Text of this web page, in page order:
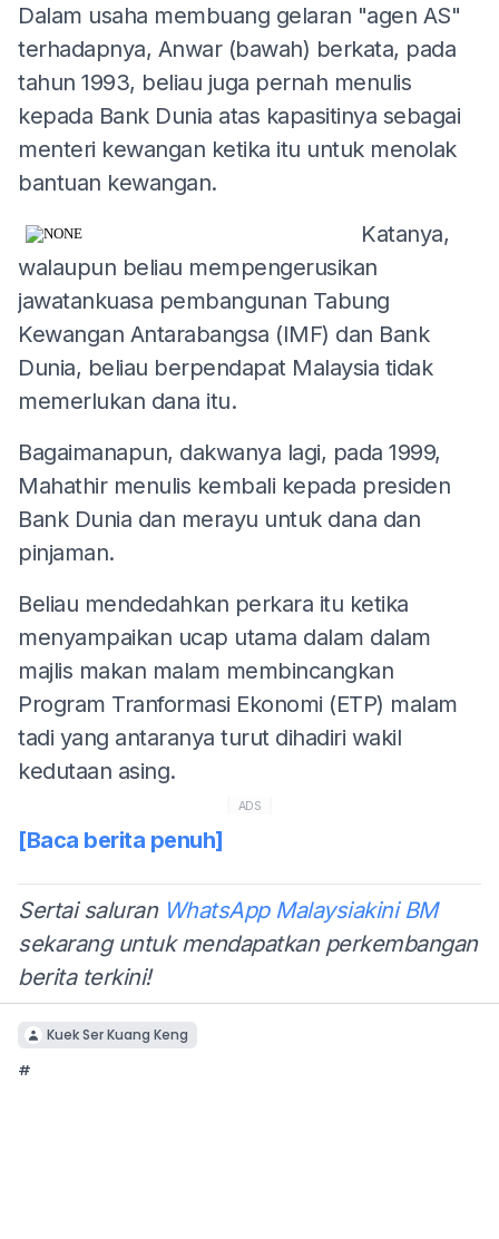
Dalam usaha membuang gelaran "agen AS"
terhadapnya, Anwar (bawah) berkata, pada
tahun 1993, beliau juga pernah menulis
kepada Bank Dunia atas kapasitinya sebagai
menteri kewangan ketika itu untuk menolak
bantuan kewangan.
Katanya,
walaupun beliau mempengerusikan
jawatankuasa pembangunan Tabung
Kewangan Antarabangsa (IMF) dan Bank
Dunia, beliau berpendapat Malaysia tidak
memerlukan dana itu.
Bagaimanapun, dakwanya lagi, pada 1999,
Mahathir menulis kembali kepada presiden
Bank Dunia dan merayu untuk dana dan
pinjaman.
Beliau mendedahkan perkara itu ketika
menyampaikan ucap utama dalam dalam
majlis makan malam membincangkan
Program Tranformasi Ekonomi (ETP) malam
tadi yang antaranya turut dihadiri wakil
kedutaan asing.
ADS
[Baca berita penuh]
Sertai saluran WhatsApp Malaysiakini BM
sekarang untuk mendapatkan perkembangan
berita terkini!
Kuek Ser Kuang Keng
#